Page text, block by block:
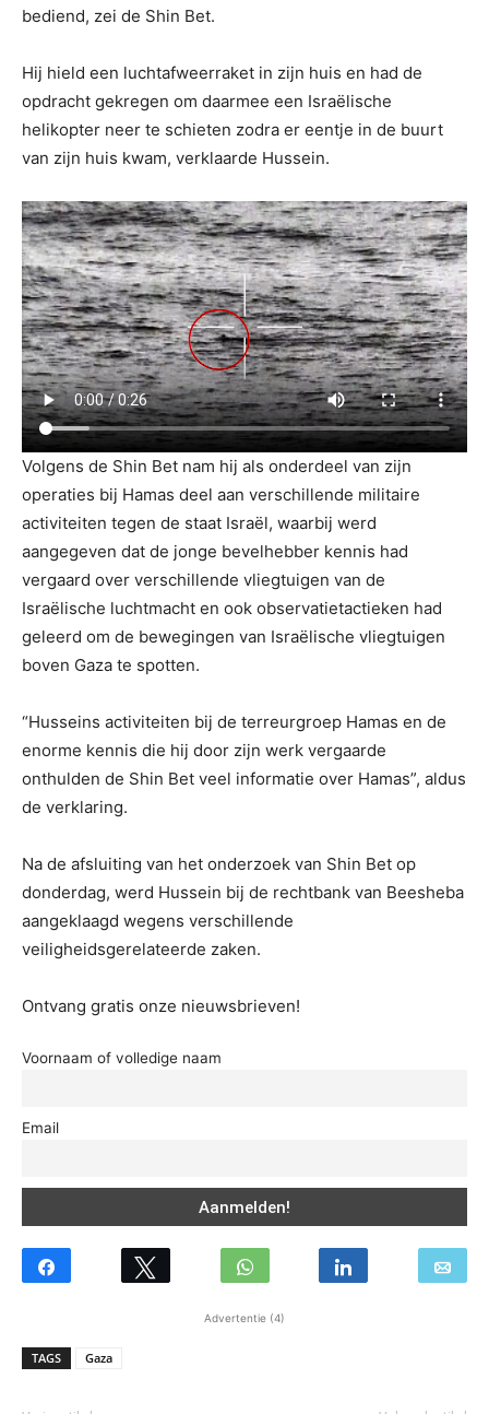
bediend, zei de Shin Bet.
Hij hield een luchtafweerraket in zijn huis en had de
opdracht gekregen om daarmee een Israëlische
helikopter neer te schieten zodra er eentje in de buurt
van zijn huis kwam, verklaarde Hussein.
Volgens de Shin Bet nam hij als onderdeel van zijn
operaties bij Hamas deel aan verschillende militaire
activiteiten tegen de staat Israël, waarbij werd
aangegeven dat de jonge bevelhebber kennis had
vergaard over verschillende vliegtuigen van de
Israëlische luchtmacht en ook observatietactieken had
geleerd om de bewegingen van Israëlische vliegtuigen
boven Gaza te spotten.
“Husseins activiteiten bij de terreurgroep Hamas en de
enorme kennis die hij door zijn werk vergaarde
onthulden de Shin Bet veel informatie over Hamas”, aldus
de verklaring.
Na de afsluiting van het onderzoek van Shin Bet op
donderdag, werd Hussein bij de rechtbank van Beesheba
aangeklaagd wegens verschillende
veiligheidsgerelateerde zaken.
Ontvang gratis onze nieuwsbrieven!
Voornaam of volledige naam
Email
Advertentie (4)
TAGS Gaza